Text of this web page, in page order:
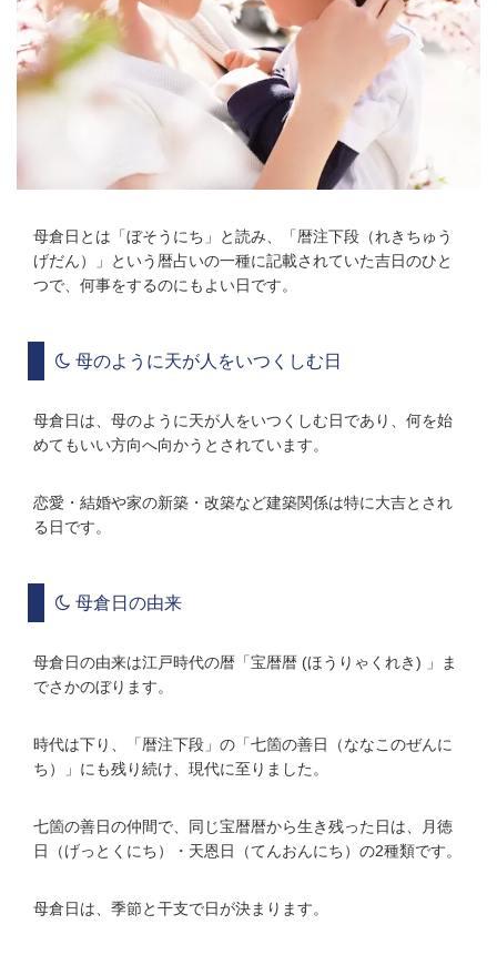
母倉日とは「ぼそうにち」と読み、「暦注下段（れきちゅう
げだん）」という暦占いの一種に記載されていた吉日のひと
つで、何事をするのにもよい日です。
母のように天が人をいつくしむ日
母倉日は、母のように天が人をいつくしむ日であり、何を始
めてもいい方向へ向かうとされています。
恋愛・結婚や家の新築・改築など建築関係は特に大吉とされ
る日です。
母倉日の由来
母倉日の由来は江戸時代の暦「宝暦暦 (ほうりゃくれき) 」ま
でさかのぼります。
時代は下り、「暦注下段」の「七箇の善日（ななこのぜんに
ち）」にも残り続け、現代に至りました。
七箇の善日の仲間で、同じ宝暦暦から生き残った日は、月徳
日（げっとくにち）・天恩日（てんおんにち）の2種類です。
母倉日は、季節と干支で日が決まります。